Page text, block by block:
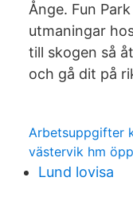
Ånge. Fun
utmaningar
till skogen så
och gå dit på
Arbetsuppgifter
västervik hm
Lund lovisa